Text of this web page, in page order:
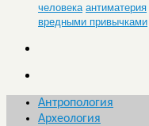
человека антиматерия
вредными привычками
Антропология
Археология